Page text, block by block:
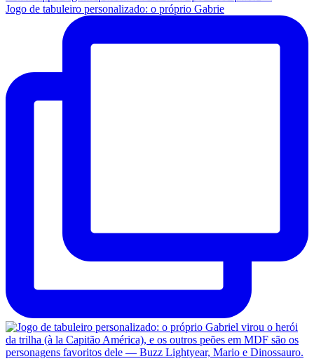
Jogo de tabuleiro personalizado: o próprio Gabrie